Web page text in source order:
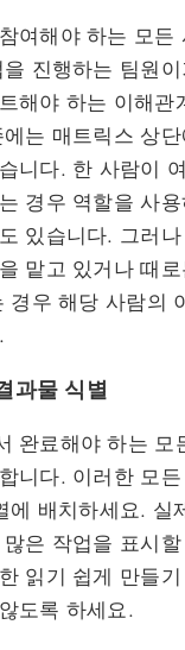
여해야 하는 모든
진행하는 팀원
해야 하는 이해관
는 매트릭스 상
니다. 한 사람이
경우 역할을 사
있습니다. 그러나
맡고 있거나 때로
경우 해당 사람의
과물 식별
완료해야 하는 모
니다. 이러한 모
에 배치하세요. 실
은 작업을 표시
읽기 쉽게 만들
도록 하세요.